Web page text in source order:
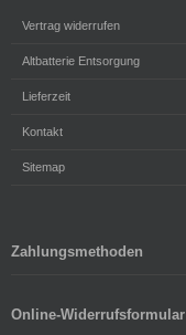
Vertrag widerrufen
Altbatterie Entsorgung
Lieferzeit
Kontakt
Sitemap
Zahlungsmethoden
Online-Widerrufsformular